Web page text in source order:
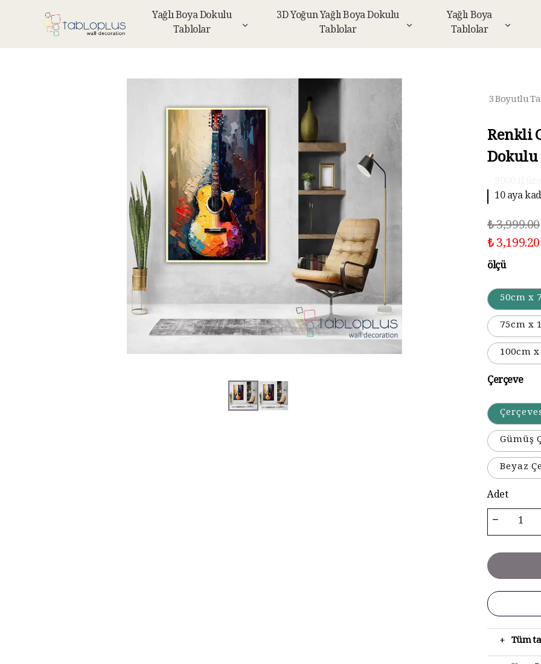
Yağlı Boya Dokulu
Tablolar
3D Yoğun Yağlı Boya Dokulu
Tablolar
Yağlı Boya
Tablolar
3 Boyutlu
Renkli
10 aya
₺ 3,999.00
₺ 3,199.20
ölçü
50cm x
75cm x
100cm
Çerçeve
Gümüş
Beyaz
Adet
+ Tüm